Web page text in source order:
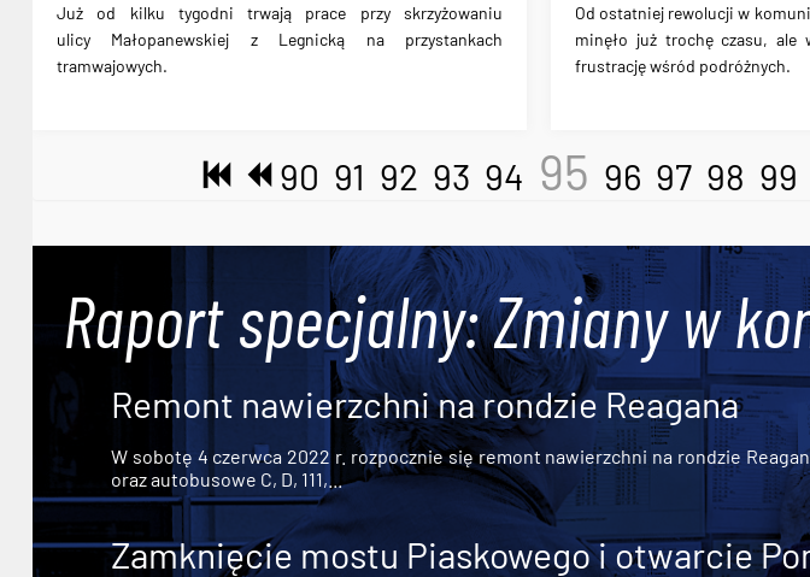
Już od kilku tygodni trwają prace przy skrzyżowaniu
ulicy Małopanewskiej z Legnicką na przystankach
tramwajowych.
Od ostatniej rewolucji w
minęło już trochę czasu, ale
frustrację wśród podróżnych.
90 91 92 93 94 95 96 97 98 99
Raport specjalny: Zmiany w
Remont nawierzchni na rondzie Reagana
W sobotę 4 czerwca 2022 r. rozpocznie się remont nawierzchni na rondzie
oraz autobusowe C, D, 111,...
Zamknięcie mostu Piaskowego i otwarcie